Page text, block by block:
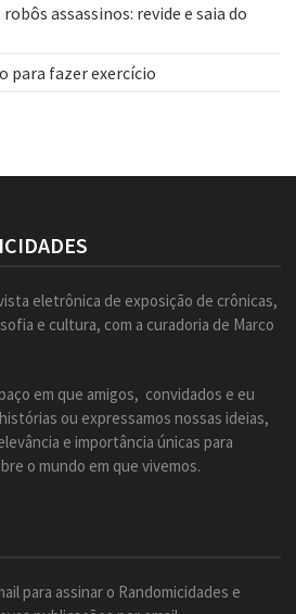
assassinos: revide e saia do
para fazer exercício
eletrônica de exposição de crônicas,
e cultura, com a curadoria de Marco
em que amigos, convidados e eu
ou expressamos nossas ideias,
e importância únicas para
o mundo em que vivemos.
para assinar o Randomicidades e